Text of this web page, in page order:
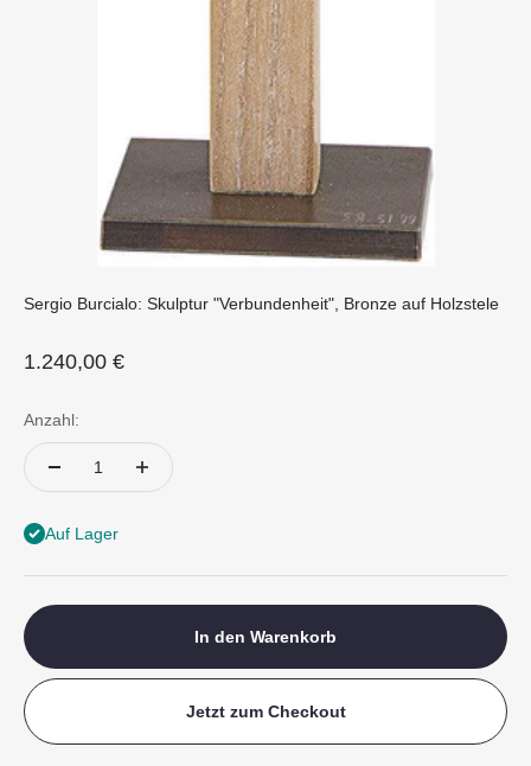
Sergio Burcialo: Skulptur "Verbundenheit", Bronze auf Holzstele
Angebot
1.240,00 €
Anzahl:
Auf Lager
In den Warenkorb
Jetzt zum Checkout